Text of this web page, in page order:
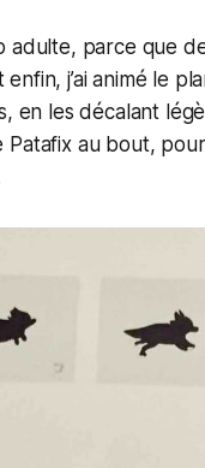
adulte, parce que
j’ai animé le
en les décalant
Patafix au bout,